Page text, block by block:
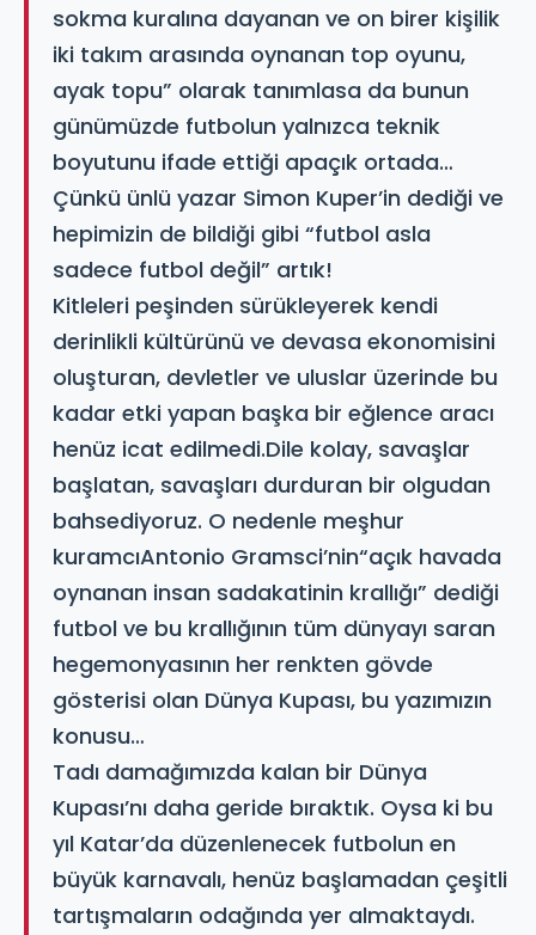
sokma kuralına dayanan ve on birer kişilik
iki takım arasında oynanan top oyunu,
ayak topu” olarak tanımlasa da bunun
günümüzde futbolun yalnızca teknik
boyutunu ifade ettiği apaçık ortada…
Çünkü ünlü yazar Simon Kuper’in dediği ve
hepimizin de bildiği gibi “futbol asla
sadece futbol değil” artık!
Kitleleri peşinden sürükleyerek kendi
derinlikli kültürünü ve devasa ekonomisini
oluşturan, devletler ve uluslar üzerinde bu
kadar etki yapan başka bir eğlence aracı
henüz icat edilmedi.Dile kolay, savaşlar
başlatan, savaşları durduran bir olgudan
bahsediyoruz. O nedenle meşhur
kuramcıAntonio Gramsci’nin“açık havada
oynanan insan sadakatinin krallığı” dediği
futbol ve bu krallığının tüm dünyayı saran
hegemonyasının her renkten gövde
gösterisi olan Dünya Kupası, bu yazımızın
konusu…
Tadı damağımızda kalan bir Dünya
Kupası’nı daha geride bıraktık. Oysa ki bu
yıl Katar’da düzenlenecek futbolun en
büyük karnavalı, henüz başlamadan çeşitli
tartışmaların odağında yer almaktaydı.